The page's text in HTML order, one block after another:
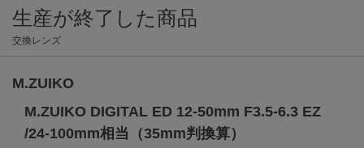
生産が終了した商品
交換レンズ
M.ZUIKO
M.ZUIKO DIGITAL ED 12-50mm F3.5-6.3 EZ
/24-100mm相当（35mm判換算）